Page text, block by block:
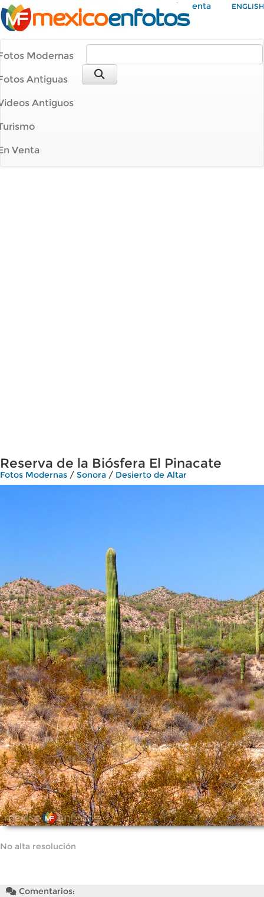
Mi Cuenta ENGLISH
Modernas
Antiguas
Antiguos
Venta
Reserva de la Biósfera El Pinacate
Fotos Modernas / Sonora / Desierto de Altar
No alta resolución
Comentarios: